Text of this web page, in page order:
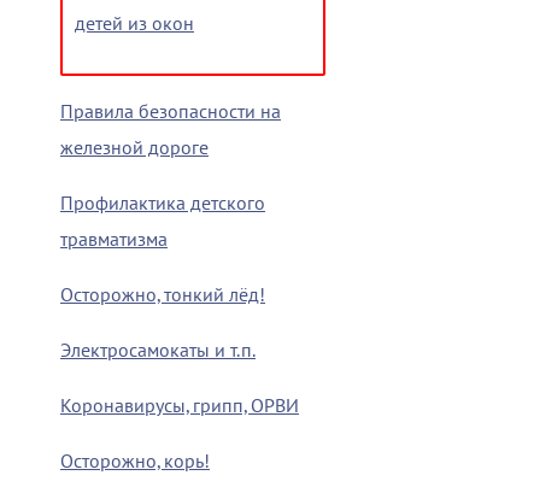
детей из окон
Правила безопасности на
железной дороге
Профилактика детского
травматизма
Осторожно, тонкий лёд!
Электросамокаты и т.п.
Коронавирусы, грипп, ОРВИ
Осторожно, корь!